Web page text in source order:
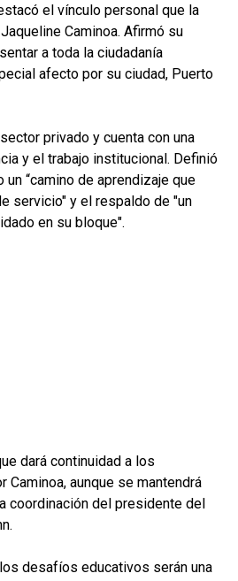
el vínculo personal que la
Caminoa. Afirmó su
a toda la ciudadanía
afecto por su ciudad, Puerto
privado y cuenta con una
y el trabajo institucional. Definió
“camino de aprendizaje que
servicio" y el respaldo de "un
en su bloque".
dará continuidad a los
aunque se mantendrá
coordinación del presidente del
desafíos educativos serán una